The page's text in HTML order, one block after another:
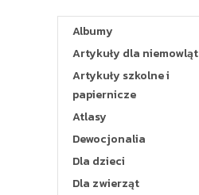
Albumy
Artykuły dla niemowląt
Artykuły szkolne i
papiernicze
Atlasy
Dewocjonalia
Dla dzieci
Dla zwierząt